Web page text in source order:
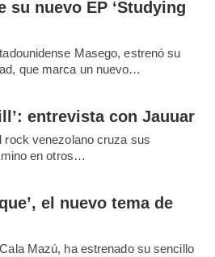
su nuevo EP ‘Studying
Masego, estrenó su
que marca un nuevo…
entrevista con Jauuar
rock venezolano cruza sus
en otros…
el nuevo tema de
Mazú, ha estrenado su sencillo